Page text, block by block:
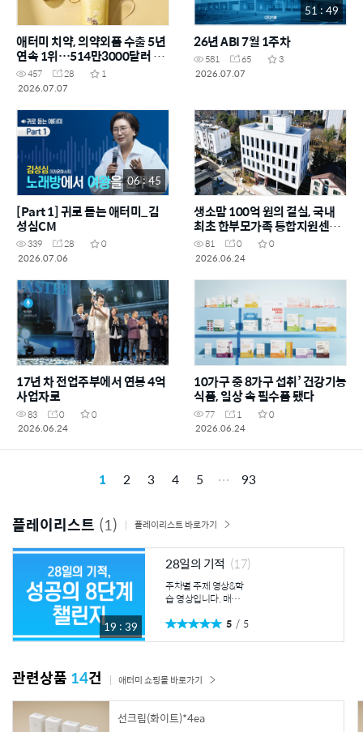
애터미 치약, 의약외품 수출 5년
연속 1위…514만3000달러 기
록457 28
1
2026.07.07
51 : 49
26년 ABI 7월 1주차
581 65
3
2026.07.07
06 : 45
[Part 1] 귀로 듣는 애터미_김
성심CM
339 28
0
2026.07.06
생소맘 100억 원의 결실, 국내
최초 한부모가족 통합지원센터
오픈
81 0
0
2026.06.24
17년 차 전업주부에서 연봉 4억
사업자로
83 0
0
2026.06.24
10가구 중 8가구 섭취’ 건강기능
식품, 일상 속 필수품 됐다
77 1
0
2026.06.24
1 2 3 4 5 93
플레이리스트 (1) 플레이리스트 바로가기
19 : 39
28일의 기적 (17)
주차별 주제 영상&학
습 영상입니다. 매주
및 느낀점을 나눠보세
결 시대, 성공의 물결
애터미 1주차 학습영
상 ① 제품으로 승부
하고, 지맘의 법칙으
로 전개하라 ② 백백
5 5
관련상품 14건 애터미 쇼핑몰 바로가기
선크림(화이트)*4ea